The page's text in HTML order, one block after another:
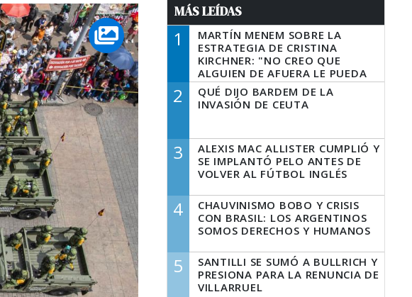
MÁS LEÍDAS
1
MARTÍN MENEM SOBRE LA
ESTRATEGIA DE CRISTINA
KIRCHNER: "NO CREO QUE
ALGUIEN DE AFUERA LE PUEDA
DECIR A LA JUSTICIA LO QUE
TIENE QUE HACER"
2
QUÉ DIJO BARDEM DE LA
INVASIÓN DE CEUTA
3
ALEXIS MAC ALLISTER CUMPLIÓ Y
SE IMPLANTÓ PELO ANTES DE
VOLVER AL FÚTBOL INGLÉS
4
CHAUVINISMO BOBO Y CRISIS
CON BRASIL: LOS ARGENTINOS
SOMOS DERECHOS Y HUMANOS
5
SANTILLI SE SUMÓ A BULLRICH Y
PRESIONA PARA LA RENUNCIA DE
VILLARRUEL